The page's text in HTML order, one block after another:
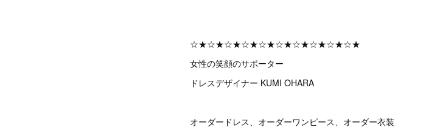
☆★☆★☆★☆★☆★☆★☆★☆★☆★☆★
女性の笑顔のサポーター
ドレスデザイナー KUMI OHARA
オーダードレス、オーダーワンピース、オーダー衣装